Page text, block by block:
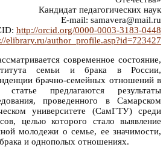
Кандидат педагогических наук
E-mail: samavera@mail.ru
http://orcid.org/0000-0003-3183-0448
elibrary.ru/author_profile.asp?id=723427
современное состояние,
семьи и брака в России,
брачно-семейных отношений в
предлагаются результаты
проведенного в Самарском
университете (СамГТУ) среди
целью которого стало выявление
молодежи о семье, ее значимости,
и однополых отношениях.